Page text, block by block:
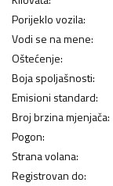
Porijeklo vozila:
Vodi se na mene:
Oštećenje:
Boja spoljašnosti:
Emisioni standard:
Broj brzina mjenjača:
Pogon:
Strana volana:
Registrovan do: